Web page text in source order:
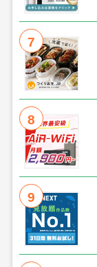
7
8
9